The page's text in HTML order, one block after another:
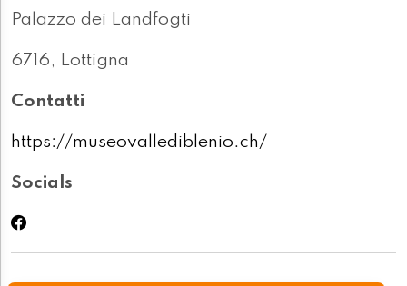
Palazzo dei Landfogti
6716, Lottigna
Contatti
https://museovallediblenio.ch/
Socials